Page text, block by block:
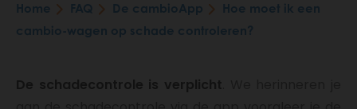
Breadcrumb
Home FAQ De cambioApp
Hoe moet ik een
cambio-wagen op schade controleren?